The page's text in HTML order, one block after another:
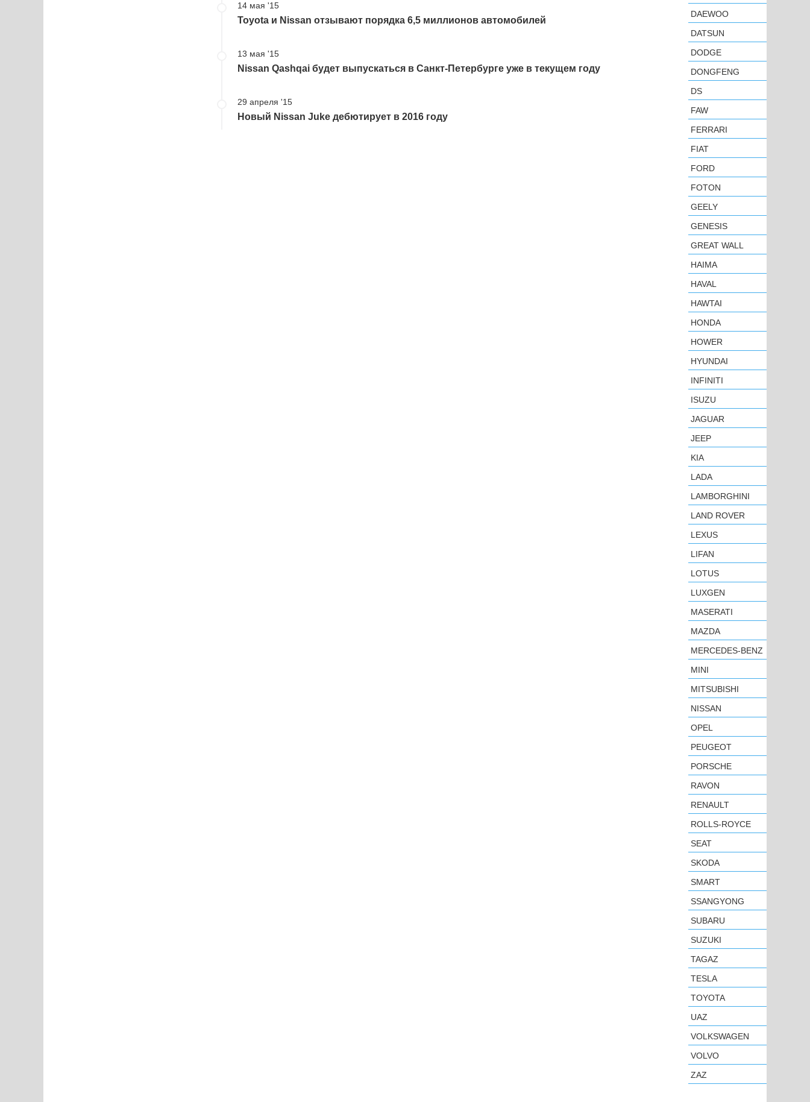
14 мая '15
Toyota и Nissan отзывают порядка 6,5 миллионов автомобилей
13 мая '15
Nissan Qashqai будет выпускаться в Санкт-Петербурге уже в текущем году
29 апреля '15
Новый Nissan Juke дебютирует в 2016 году
DAEWOO
DATSUN
DODGE
DONGFENG
DS
FAW
FERRARI
FIAT
FORD
FOTON
GEELY
GENESIS
GREAT WALL
HAIMA
HAVAL
HAWTAI
HONDA
HOWER
HYUNDAI
INFINITI
ISUZU
JAGUAR
JEEP
KIA
LADA
LAMBORGHINI
LAND ROVER
LEXUS
LIFAN
LOTUS
LUXGEN
MASERATI
MAZDA
MERCEDES-BENZ
MINI
MITSUBISHI
NISSAN
OPEL
PEUGEOT
PORSCHE
RAVON
RENAULT
ROLLS-ROYCE
SEAT
SKODA
SMART
SSANGYONG
SUBARU
SUZUKI
TAGAZ
TESLA
TOYOTA
UAZ
VOLKSWAGEN
VOLVO
ZAZ